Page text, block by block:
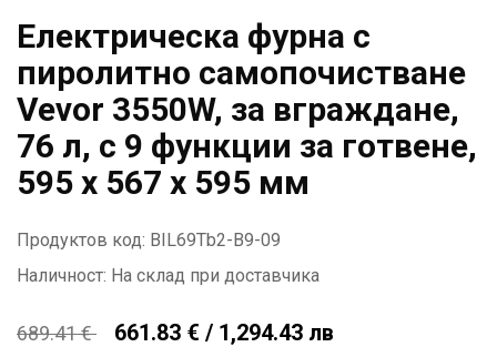
Eлектрическа фурна с
пиролитно самопочистване
Vevor 3550W, за вграждане,
76 л, с 9 функции за готвене,
595 x 567 x 595 мм
Продуктов код: BIL69Tb2-B9-09
Наличност: На склад при доставчика
689.41€ 661.83 € / 1,294.43 лв